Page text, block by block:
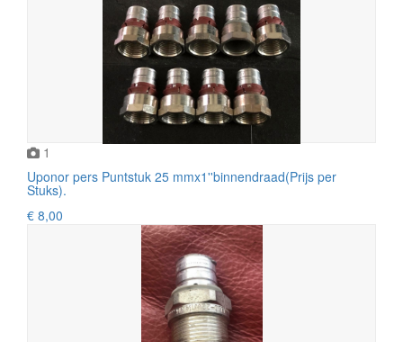
1
Uponor pers Puntstuk 25 mmx1''binnendraad(Prijs per
Stuks).
€ 8,00